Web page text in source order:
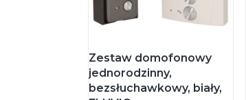
Zestaw domofonowy
jednorodzinny,
bezsłuchawkowy, biały,